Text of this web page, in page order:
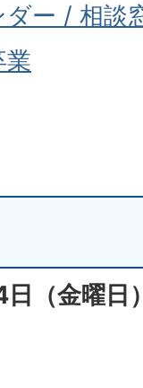
ー / 相談
業
（金曜日